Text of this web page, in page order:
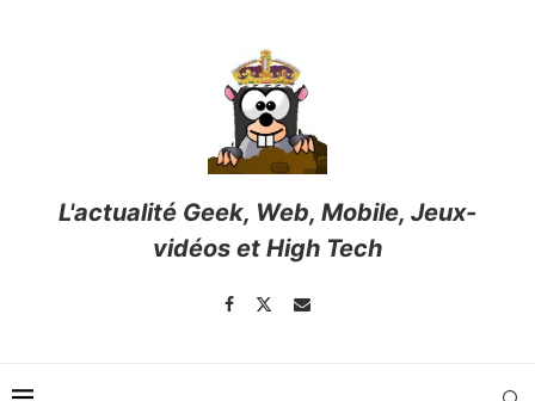
L'actualité Geek, Web, Mobile, Jeux-
vidéos et High Tech